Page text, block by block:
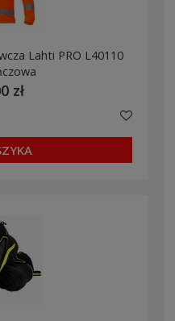
Lahti PRO L40110
zł